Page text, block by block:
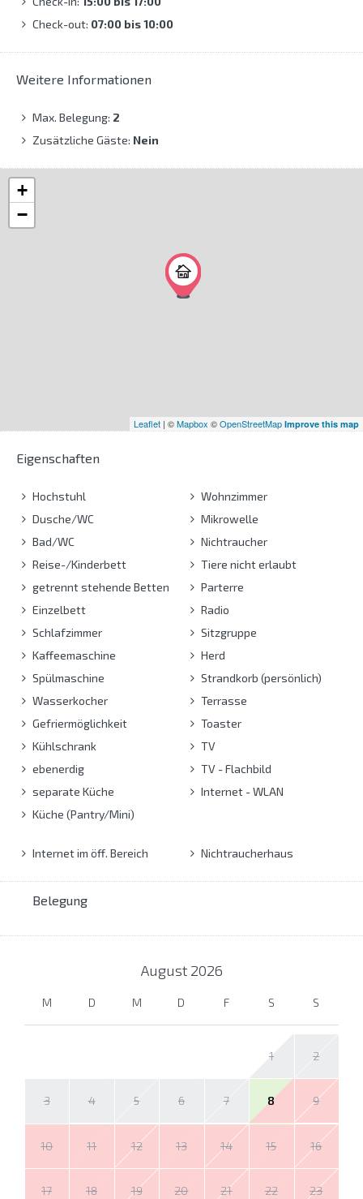
Check-out: 07:00 bis 10:00
Weitere Informationen
Max. Belegung: 2
Zusätzliche Gäste: Nein
+
−
Leaflet | ©Mapbox ©OpenStreetMap Improve this map
Eigenschaften
Hochstuhl
Dusche/WC
Bad/WC
Reise-/Kinderbett
getrennt stehende Betten
Einzelbett
Schlafzimmer
Kaffeemaschine
Spülmaschine
Wasserkocher
Gefriermöglichkeit
Kühlschrank
ebenerdig
separate Küche
Küche (Pantry/Mini)
Wohnzimmer
Mikrowelle
Nichtraucher
Tiere nicht erlaubt
Parterre
Radio
Sitzgruppe
Herd
Strandkorb (persönlich)
Terrasse
Toaster
TV
TV - Flachbild
Internet - WLAN
Internet im öff. Bereich Nichtraucherhaus
Belegung
August 2026
M D M D F S S
1 2
3 4 5 6 7 8 9
10 11 12 13 14 15 16
17 18 19 20 21 22 23